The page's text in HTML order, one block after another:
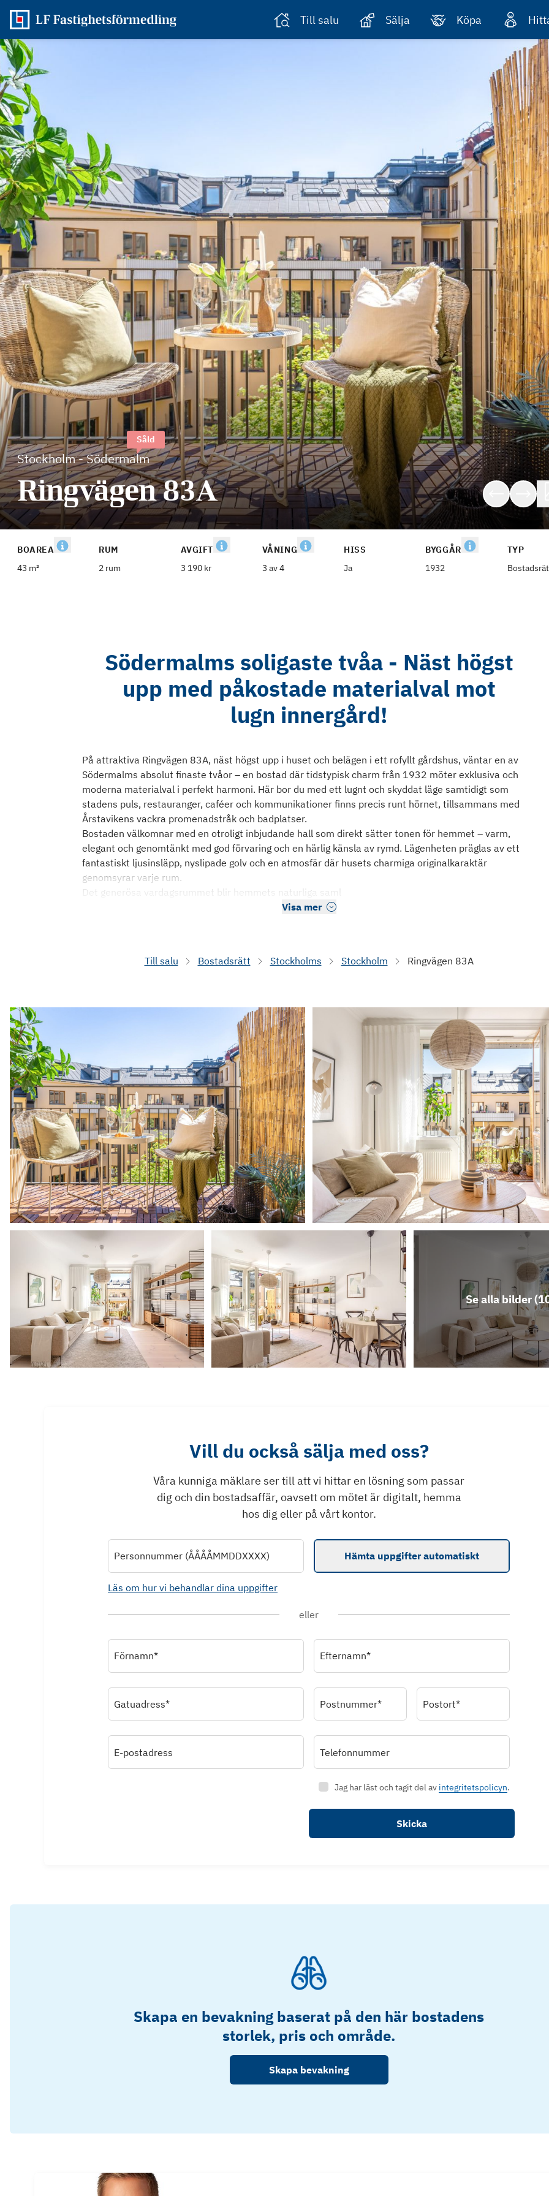
Till salu Sälja Köpa
Stockholm-Södermalm
Såld
Ringvägen 83A
BOAREA
43 m²
RUM
2 rum
AVGIFT
3 190 kr
VÅNING
3 av 4
HISS
Ja
BYGGÅR
1932
TYP
Södermalms soligaste tvåa - Näst högst
upp med påkostade materialval mot
lugn innergård!
På attraktiva Ringvägen 83A, näst högst upp i huset och belägen i ett rofyllt gårdshus, väntar en av
Södermalms absolut finaste tvåor – en bostad där tidstypisk charm från 1932 möter exklusiva och
moderna materialval i perfekt harmoni. Här bor du med ett lugnt och skyddat läge samtidigt som
stadens puls, restauranger, caféer och kommunikationer finns precis runt hörnet, tillsammans med
Årstavikens vackra promenadstråk och badplatser.
Bostaden välkomnar med en otroligt inbjudande hall som direkt sätter tonen för hemmet – varm,
elegant och genomtänkt med god förvaring och en härlig känsla av rymd. Lägenheten präglas av ett
fantastiskt ljusinsläpp, nyslipade golv och en atmosfär där husets charmiga originalkaraktär
genomsyrar varje rum.
Det generösa vardagsrummet blir hemmets naturliga saml
Visa mer
Till salu Bostadsrätt Stockholms Stockholm Ringvägen 83A
Se alla bilder (
Vill du också sälja med oss?
Våra kunniga mäklare ser till att vi hittar en lösning som passar
dig och din bostadsaffär, oavsett om mötet är digitalt, hemma
hos dig eller på vårt kontor.
Personnummer (ÅÅÅÅMMDDXXXX) Hämta uppgifter automatiskt
Läs om hur vi behandlar dina uppgifter
eller
Förnamn* Efternamn*
Gatuadress* Postnummer* Postort*
E-postadress Telefonnummer
Jag har läst och tagit del av integritetspolicyn.
Skicka
Skapa en bevakning baserat på den här bostadens
storlek, pris och område.
Skapa bevakning